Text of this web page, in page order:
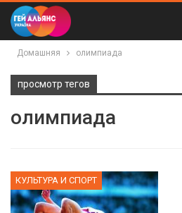
Домашняя олимпиада
просмотр тегов
олимпиада
КУЛЬТУРА И СПОРТ